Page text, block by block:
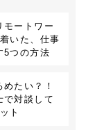
モートワー
いた、仕事
5つの方法
たい？！
で対談して
ト